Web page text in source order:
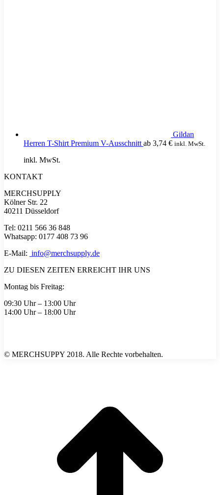
Gildan
Herren T-Shirt Premium V-Ausschnitt ab 3,74 € inkl. MwSt.
inkl. MwSt.
KONTAKT
MERCHSUPPLY
Kölner Str. 22
40211 Düsseldorf
Tel: 0211 566 36 848
Whatsapp: 0177 408 73 96
E-Mail: info@merchsupply.de
ZU DIESEN ZEITEN ERREICHT IHR UNS
Montag bis Freitag:
09:30 Uhr – 13:00 Uhr
14:00 Uhr – 18:00 Uhr
© MERCHSUPPY 2018. Alle Rechte vorbehalten.